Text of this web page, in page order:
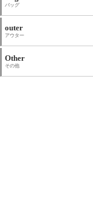
バッグ
outer
アウター
Other
その他